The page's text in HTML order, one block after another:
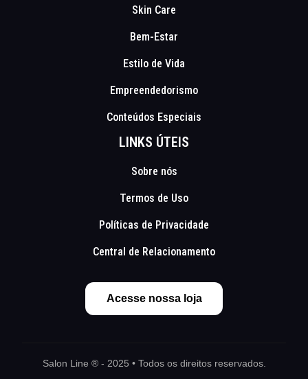
Skin Care
Bem-Estar
Estilo de Vida
Empreendedorismo
Conteúdos Especiais
LINKS ÚTEIS
Sobre nós
Termos de Uso
Políticas de Privacidade
Central de Relacionamento
Acesse nossa loja
Salon Line ® - 2025 • Todos os direitos reservados.